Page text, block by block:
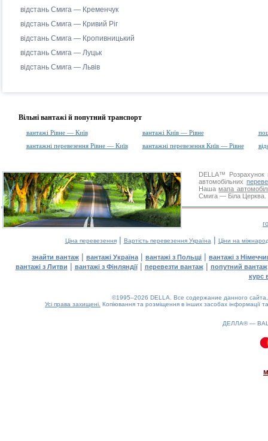
відстань Смига — Кременчук
відстань Смига — Кривий Ріг
відстань Смига — Кропивницький
відстань Смига — Луцьк
відстань Смига — Львів
Вільні вантажі й попутний транспорт
вантажі Рівне — Київ вантажі Київ — Рівне
вантажні перевезення Рівне — Київ
вантажні перевезення Київ — Рівне
DELLA™
Розрахунок
автомобільних
Нашамапа
Смига — Біла Церква.
Ціна перевезення| Вартість перевезення Україна | Ціни на
знайти вантаж | вантажі Україна | вантажі з Польщі | вантажі з
вантажі з Литви | вантажі з Фінляндії| перевезти вантаж| попутний вантаж
курс
©1995–2026 DELLA. Все содержание данного
Усі права захищені. Копіювання та розміщення в інших засобах інформації
ДЕЛЛА® —